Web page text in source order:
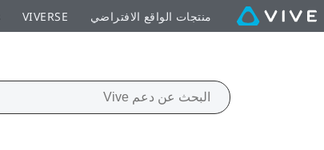
منتجات الواقع الافتراضي VIVERSE